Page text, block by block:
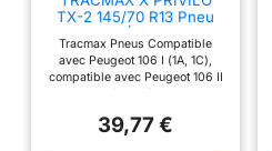
TX-2 145/70 R13 Pneu
Été
Tracmax Pneus Compatible
avec Peugeot 106 I (1A, 1C),
compatible avec Peugeot 106 II
Hatchback (1A, 1C), compatible
M250), compatible RENAULT
39,77 €